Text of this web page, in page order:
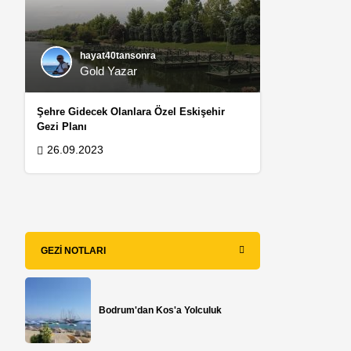
hayat40tansonra
Gold Yazar
Şehre Gidecek Olanlara Özel Eskişehir
Gezi Planı
26.09.2023
GEZI NOTLARI
Bodrum'dan Kos'a Yolculuk